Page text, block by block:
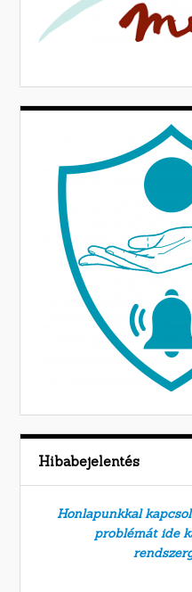
Hibabejelentés
Honlapunkkal
problémát ide